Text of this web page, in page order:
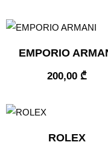
Ჩვენ
EMPORIO
200,00 ₾
ROLEX